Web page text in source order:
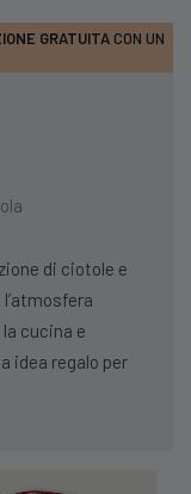
GRATUITA CON UN
di ciotole e
cucina e
idea regalo per